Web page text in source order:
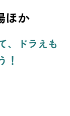
ほか
、ドラえも
！